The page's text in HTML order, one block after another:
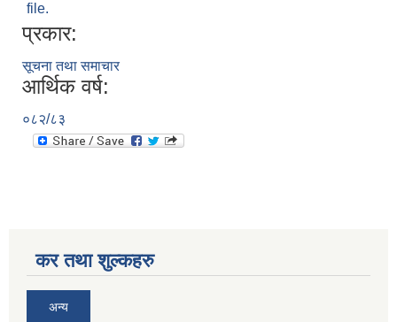
file.
प्रकार:
सूचना तथा समाचार
आर्थिक वर्ष:
०८२/८३
कर तथा शुल्कहरु
अन्य